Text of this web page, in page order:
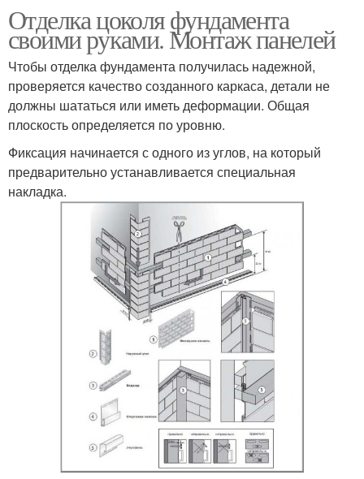
Отделка цоколя фундамента
своими руками. Монтаж панелей
Чтобы отделка фундамента получилась надежной,
проверяется качество созданного каркаса, детали не
должны шататься или иметь деформации. Общая
плоскость определяется по уровню.
Фиксация начинается с одного из углов, на который
предварительно устанавливается специальная
накладка.